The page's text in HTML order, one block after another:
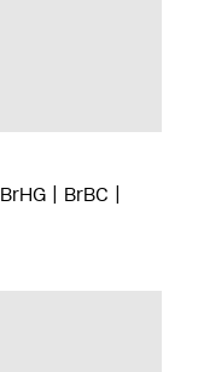
BrHG
BrBC